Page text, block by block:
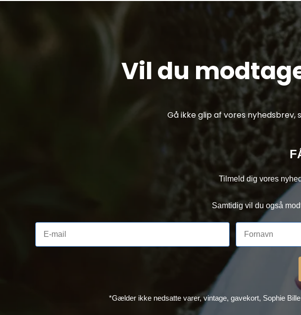
Vil du
Gå ikke glip af vores
Tilmeld dig vores
Samtidig vil du også
*Gælder ikke nedsatte varer, vintage, gavekort, Sophie